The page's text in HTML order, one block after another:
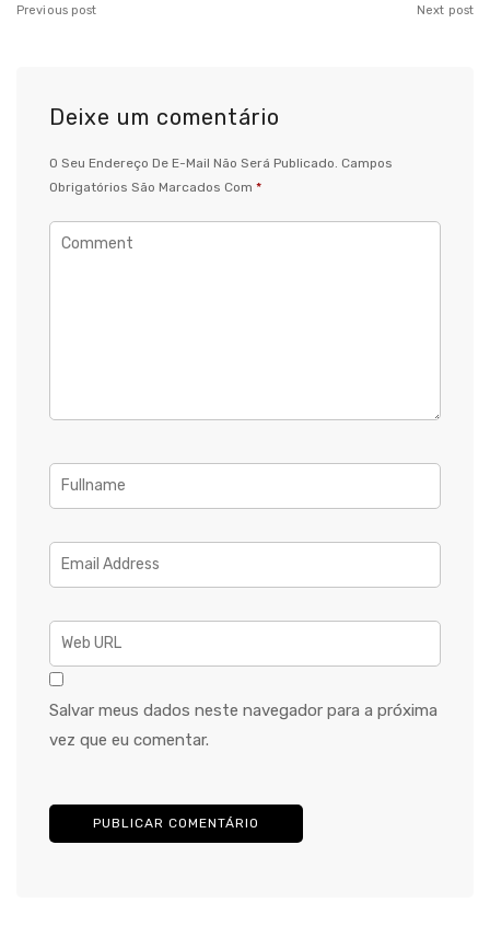
Previous post Next post
Deixe um comentário
O Seu Endereço De E-Mail Não Será Publicado. Campos
Obrigatórios São Marcados Com *
Salvar meus dados neste navegador para a próxima
vez que eu comentar.